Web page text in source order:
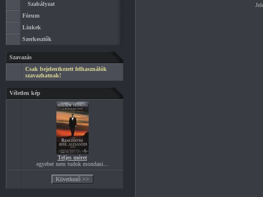
Szabályzat
Fórum
Linkek
Szerkesztők
Szavazás
Csak bejelentkezett felhasználók
szavazhatnak!
Véletlen kép
Teljes méret
egyebet nem tudok mondani...